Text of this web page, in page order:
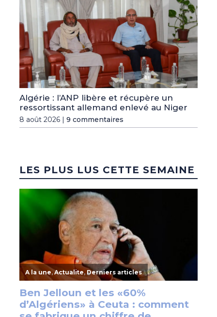
Algérie : l’ANP libère et récupère un
ressortissant allemand enlevé au Niger
8 août 2026 | 9 commentaires
LES PLUS LUS CETTE SEMAINE